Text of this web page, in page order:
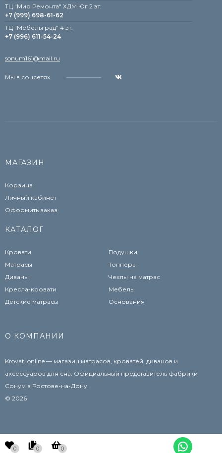
ТЦ "Мир Ремонта" ХДМ Юг 2 эт.
+7 (999) 698-61-62
TЦ "Мебельград" 4 эт.
+7 (996) 611-54-24
sonum161@mail.ru
Мы в соцсетях
МАГАЗИН
Корзина
Личный кабинет
Оформить заказ
КАТАЛОГ
Кровати
Матрасы
Диваны
Кресла-кровати
Детские матрасы
Подушки
Топперы
Чехлы на матрас
Мебель
Основания
О КОМПАНИИ
Krovati.online — магазин матрасов, кроватей, диванов и
аксессуаров для сна. Официальный представитель фабрики
Сонум в Ростове-на-Дону.
© 2026
0 0 0